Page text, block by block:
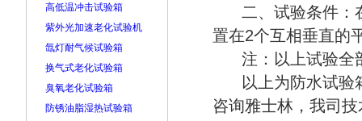
高低温冲击试验箱
紫外光加速老化试验机
氙灯耐气候试验箱
换气式老化试验箱
臭氧老化试验箱
防锈油脂湿热试验箱
二、试验条件：
置在2个互相垂直的
注：以上试验全
以上为防水试
咨询雅士林，我司